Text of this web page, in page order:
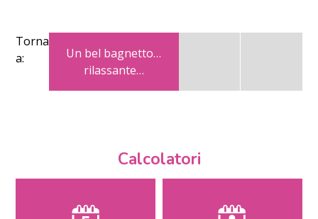
Torna
a:
Un bel bagnetto…
rilassante…
Calcolatori